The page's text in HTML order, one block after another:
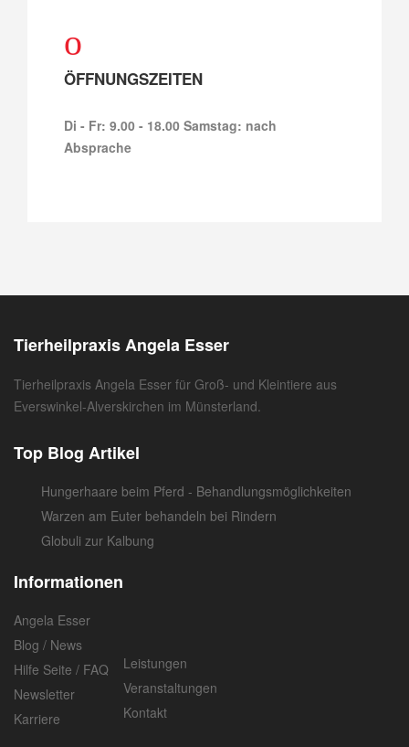
ÖFFNUNGSZEITEN
Di - Fr: 9.00 - 18.00 Samstag: nach
Absprache
Tierheilpraxis Angela Esser
Tierheilpraxis Angela Esser für Groß- und Kleintiere aus
Everswinkel-Alverskirchen im Münsterland.
Top Blog Artikel
Hungerhaare beim Pferd - Behandlungsmöglichkeiten
Warzen am Euter behandeln bei Rindern
Globuli zur Kalbung
Informationen
Angela Esser
Blog / News
Hilfe Seite / FAQ
Newsletter
Karriere
Leistungen
Veranstaltungen
Kontakt